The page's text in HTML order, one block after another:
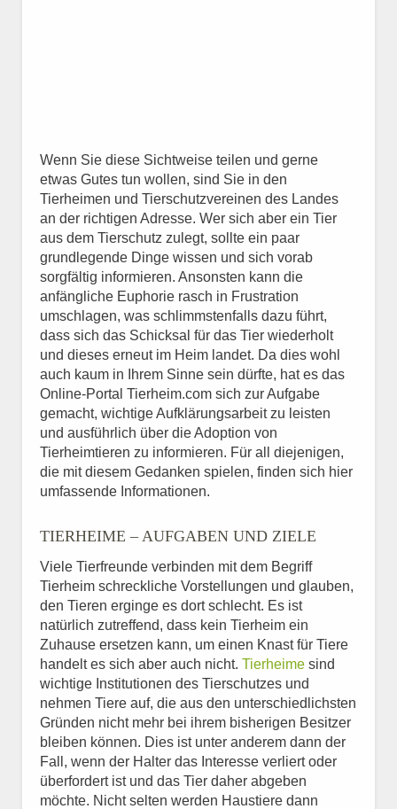
Wenn Sie diese Sichtweise teilen und gerne
etwas Gutes tun wollen, sind Sie in den
Tierheimen und Tierschutzvereinen des Landes
an der richtigen Adresse. Wer sich aber ein Tier
aus dem Tierschutz zulegt, sollte ein paar
grundlegende Dinge wissen und sich vorab
sorgfältig informieren. Ansonsten kann die
anfängliche Euphorie rasch in Frustration
umschlagen, was schlimmstenfalls dazu führt,
dass sich das Schicksal für das Tier wiederholt
und dieses erneut im Heim landet. Da dies wohl
auch kaum in Ihrem Sinne sein dürfte, hat es das
Online-Portal Tierheim.com sich zur Aufgabe
gemacht, wichtige Aufklärungsarbeit zu leisten
und ausführlich über die Adoption von
Tierheimtieren zu informieren. Für all diejenigen,
die mit diesem Gedanken spielen, finden sich hier
umfassende Informationen.
TIERHEIME – AUFGABEN UND ZIELE
Viele Tierfreunde verbinden mit dem Begriff
Tierheim schreckliche Vorstellungen und glauben,
den Tieren erginge es dort schlecht. Es ist
natürlich zutreffend, dass kein Tierheim ein
Zuhause ersetzen kann, um einen Knast für Tiere
handelt es sich aber auch nicht. Tierheime sind
wichtige Institutionen des Tierschutzes und
nehmen Tiere auf, die aus den unterschiedlichsten
Gründen nicht mehr bei ihrem bisherigen Besitzer
bleiben können. Dies ist unter anderem dann der
Fall, wenn der Halter das Interesse verliert oder
überfordert ist und das Tier daher abgeben
möchte. Nicht selten werden Haustiere dann